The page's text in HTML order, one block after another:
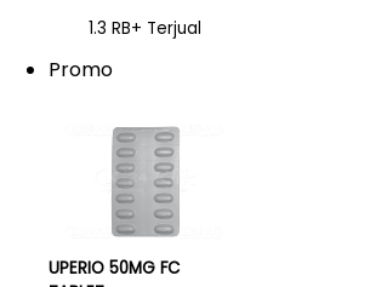
1.3 RB+ Terjual
Promo
UPERIO 50MG FC